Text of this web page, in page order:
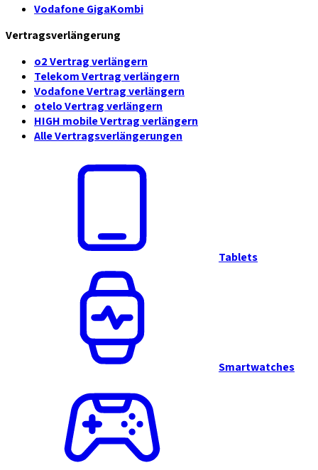
Vodafone GigaKombi
Vertragsverlängerung
o2 Vertrag verlängern
Telekom Vertrag verlängern
Vodafone Vertrag verlängern
otelo Vertrag verlängern
HIGH mobile Vertrag verlängern
Alle Vertragsverlängerungen
Tablets
Smartwatches